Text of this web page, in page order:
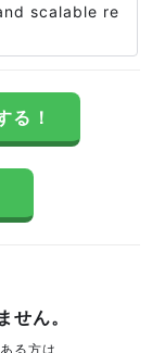
scalable re
る！
せん。
る方は